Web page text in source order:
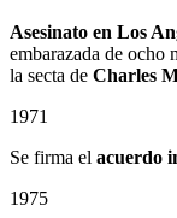
Asesinato en Los
embarazada de ocho
la secta de Charles
1971
Se firma el acuerdo
1975